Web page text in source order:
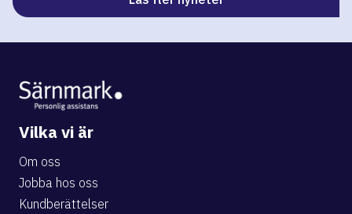
Vilka vi är
Om oss
Jobba hos oss
Kundberättelser